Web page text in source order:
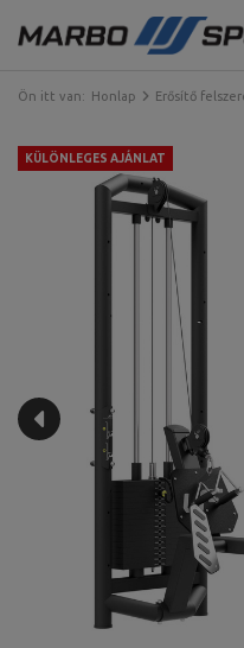
Ön itt van: Honlap Erősítő
KÜLÖNLEGES AJÁNLAT